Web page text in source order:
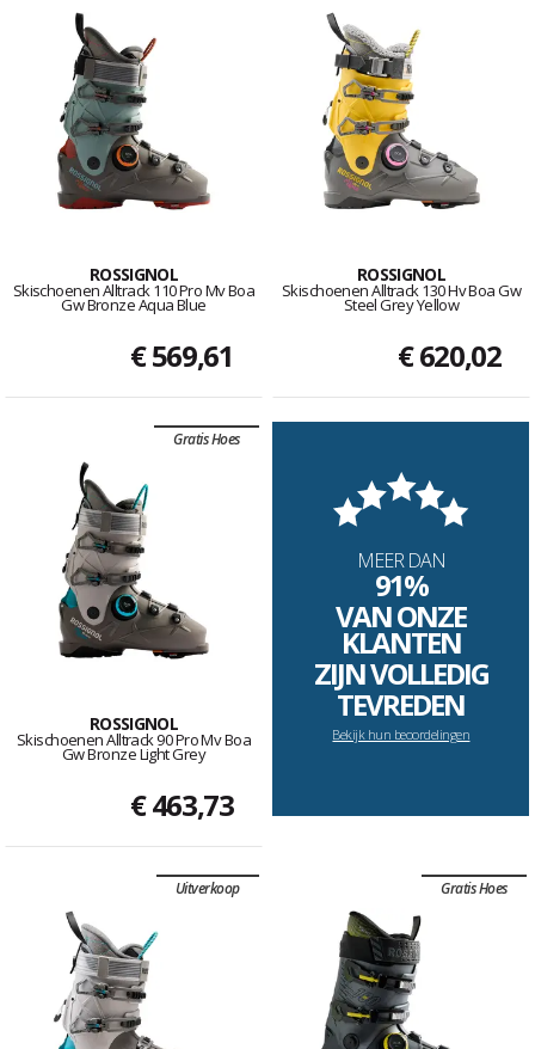
ROSSIGNOL
Skischoenen Alltrack 110 Pro Mv Boa
Gw Bronze Aqua Blue
€ 569,61
ROSSIGNOL
Skischoenen Alltrack 130 Hv Boa Gw
Steel Grey Yellow
€ 620,02
Gratis Hoes
ROSSIGNOL
Skischoenen Alltrack 90 Pro Mv Boa
Gw Bronze Light Grey
€ 463,73
MEER DAN
91%
VAN ONZE
KLANTEN
ZIJN VOLLEDIG
TEVREDEN
Bekijk hun beoordelingen
Uitverkoop Gratis Hoes